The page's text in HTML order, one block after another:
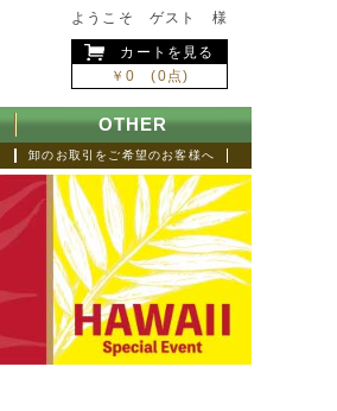
ようこそ ゲスト 様
カートを見る
￥0 (0点)
OTHER
卸のお取引をご希望のお客様へ